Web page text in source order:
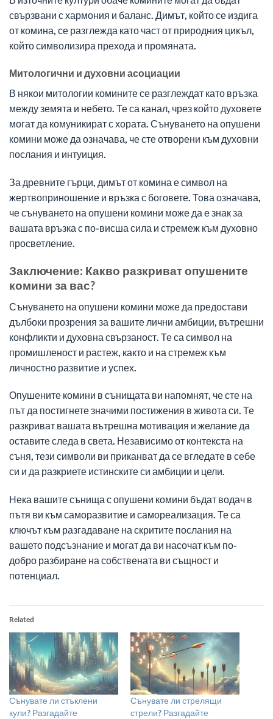
свързвани с хармония и баланс. Димът, който се издига
от комина, се разглежда като част от природния цикъл,
който символизира прехода и промяната.
Митологични и духовни асоциации
В някои митологии комините се разглеждат като връзка
между земята и небето. Те са канал, чрез който духовете
могат да комуникират с хората. Сънуването на опушени
комини може да означава, че сте отворени към духовни
послания и интуиция.
За древните гърци, димът от комина е символ на
жертвоприношение и връзка с боговете. Това означава,
че сънуването на опушени комини може да е знак за
вашата връзка с по-висша сила и стремеж към духовно
просветление.
Заключение: Какво разкриват опушените
комини за вас?
Сънуването на опушени комини може да предостави
дълбоки прозрения за вашите лични амбиции, вътрешни
конфликти и духовна свързаност. Те са символ на
промишленост и растеж, както и на стремеж към
личностно развитие и успех.
Опушените комини в сънищата ви напомнят, че сте на
път да постигнете значими постижения в живота си. Те
разкриват вашата вътрешна мотивация и желание да
оставите следа в света. Независимо от контекста на
съня, тези символи ви приканват да се вгледате в себе
си и да разкриете истинските си амбиции и цели.
Нека вашите сънища с опушени комини бъдат водач в
пътя ви към саморазвитие и самореализация. Те са
ключът към разгадаване на скритите послания на
вашето подсъзнание и могат да ви насочат към по-
добро разбиране на собствената ви същност и
потенциал.
Related
Сънувате ли стъклени
кули? Разгадайте
Сънувате ли стрелящи
стрели? Разгадайте